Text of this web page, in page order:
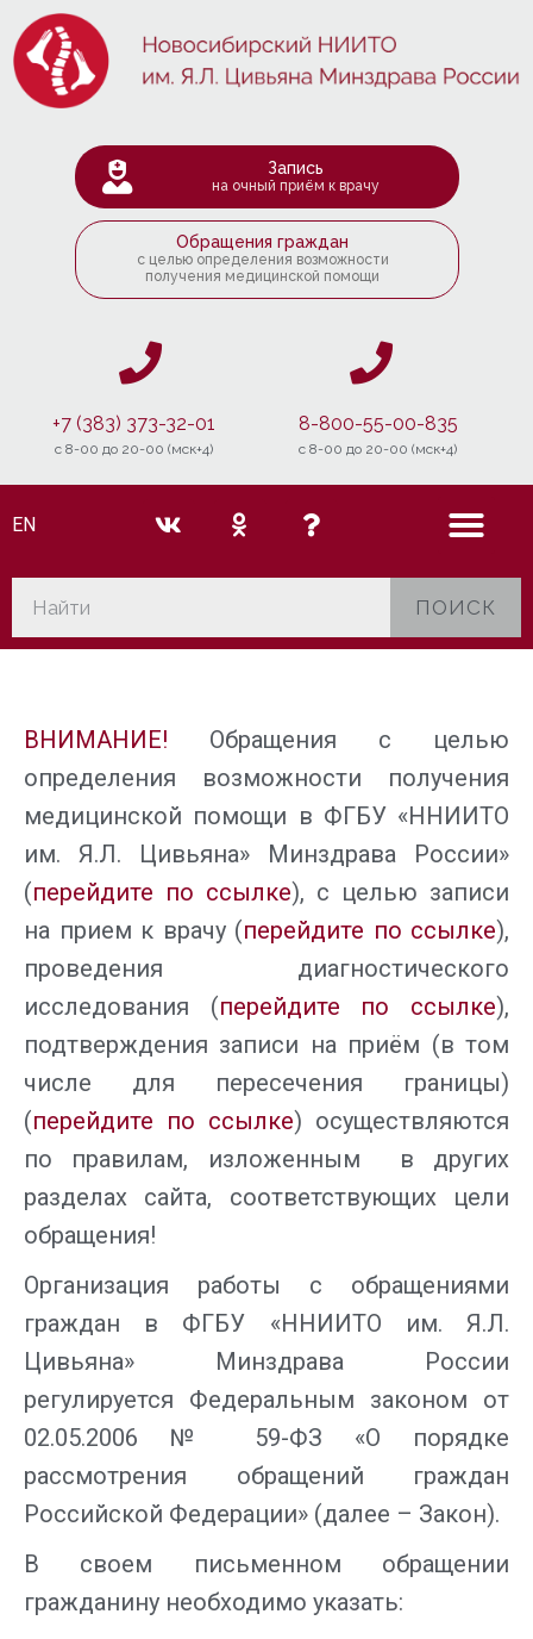
Запись
на очный приём к врачу
Обращения граждан
с целью определения возможности
получения медицинской помощи
+7 (383) 373-32-01
c 8-00 до 20-00 (мск+4)
8-800-55-00-835
c 8-00 до 20-00 (мск+4)
EN
ПОИСК
ВНИМАНИЕ! Обращения с целью
определения возможности получения
медицинской помощи в ФГБУ «ННИИТО
им. Я.Л. Цивьяна» Минздрава России»
(перейдите по ссылке), с целью записи
на прием к врачу (перейдите по ссылке),
проведения диагностического
исследования (перейдите по ссылке),
подтверждения записи на приём (в том
числе для пересечения границы)
(перейдите по ссылке) осуществляются
по правилам, изложенным в других
разделах сайта, соответствующих цели
обращения!
Организация работы с обращениями
граждан в ФГБУ «ННИИТО им. Я.Л.
Цивьяна» Минздрава России
регулируется Федеральным законом от
02.05.2006 № 59-ФЗ «О порядке
рассмотрения обращений граждан
Российской Федерации» (далее – Закон).
В своем письменном обращении
гражданину необходимо указать: